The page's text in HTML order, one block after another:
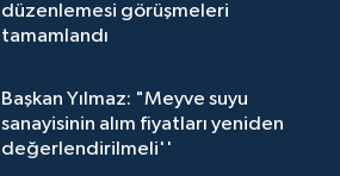
düzenlemesi görüşmeleri
tamamlandı
Başkan Yılmaz: "Meyve suyu
sanayisinin alım fiyatları yeniden
değerlendirilmeli''